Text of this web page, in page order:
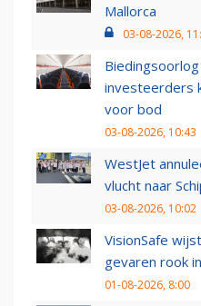
Mallorca
03-08-2026,
investeerders
voor bod
03-08-2026, 10:43
WestJet
vlucht naar
03-08-2026, 10:02
VisionSafe
gevaren rook
01-08-2026, 8:00